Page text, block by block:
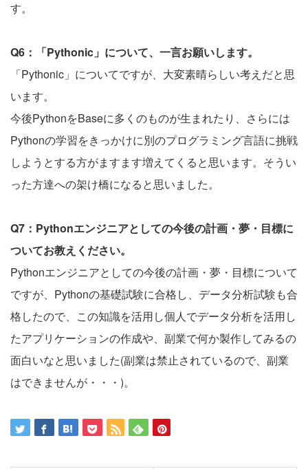
す。
Q6：「Pythonic」について、一言お願いします。
「Pythonic」についてですが、大変素晴らしい考えだと思
います。
今後PythonをBaseに多くのものが生まれたり、さらには
Pythonの学習をきっかけに別のプログラミング言語に挑戦
しようとする方がますます増えてくると思います。そうい
った方達への架け橋になると思いました。
Q7：Pythonエンジニアとしての今後の計画・夢・目標に
ついてお教えください。
Pythonエンジニアとしての今後の計画・夢・目標について
ですが、Pythonの基礎試験に合格し、データ分析試験も合
格したので、この知識を活用し個人でデータ分析を活用し
たアプリケーションの作成や、副業で何か製作してみるの
面白いなと思いました(副業は禁止されているので、副業
はできませんが・・・)。